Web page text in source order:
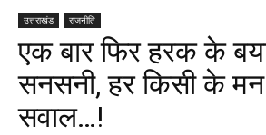
उत्तराखंड राजनीति
एक बार फिर हरक के
सनसनी, हर किसी के मन
सवाल…!